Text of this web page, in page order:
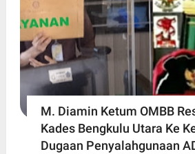
M. Diamin Ketum OMBB
Kades Bengkulu Utara Ke
Dugaan Penyalahgunaan